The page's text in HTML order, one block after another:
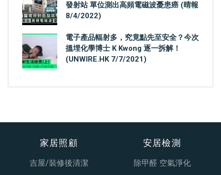
發射站 單位測出高頻電磁波憂患癌 (晴報
8/4/2022)
電子產品輻射多，究竟點先至安全？今次
搵埋化學博士 K Kwong 逐一拆解！
(UNWIRE.HK 7/7/2021)
家居照顧
吉屋/裝修後清潔
安居檢測
除甲醛 空氣淨化